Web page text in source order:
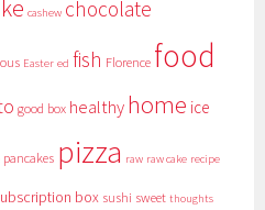
cashew chocolate
Easter ed fish Florence food
good box healthyhome ice
pancakes pizza raw raw cake recipe
box sushi sweet thoughts